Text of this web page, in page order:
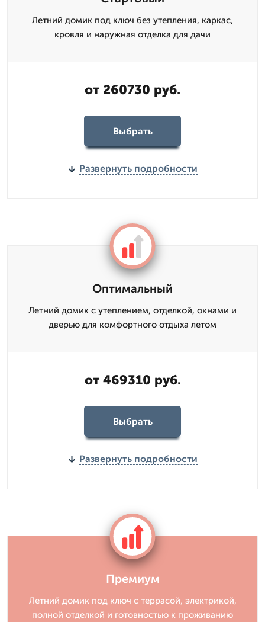
Летний домик под ключ без утепления, каркас,
кровля и наружная отделка для дачи
от 260730 руб.
Выбрать
Развернуть подробности
Оптимальный
Летний домик с утеплением, отделкой, окнами и
дверью для комфортного отдыха летом
от 469310 руб.
Выбрать
Развернуть подробности
Премиум
Летний домик под ключ с террасой, электрикой,
полной отделкой и готовностью к проживанию